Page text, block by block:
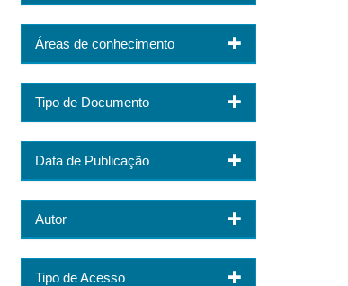
Áreas de conhecimento
Tipo de Documento
Data de Publicação
Autor
Tipo de Acesso